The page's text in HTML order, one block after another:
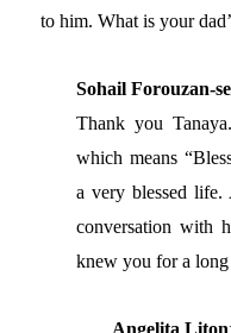
to him. What is your
Sohail Forouzan-
Thank you
which means
a very blessed
conversation with
knew you for a long